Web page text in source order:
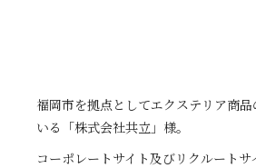
福岡市を拠点としてエクステリア商
いる「株式会社共立」様。
コーポレートサイト及びリクルート